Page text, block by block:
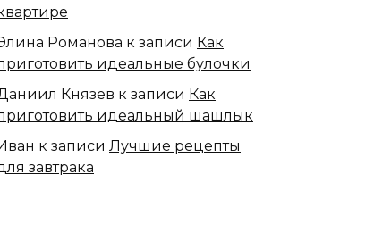
Романова к записи Как
идеальные булочки
Князев к записи Как
идеальный шашлык
к записи Лучшие рецепты
завтрака